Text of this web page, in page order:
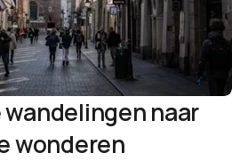
naar
wonderen